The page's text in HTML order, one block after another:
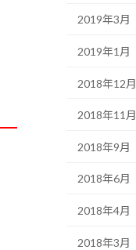
2019年3月
2019年1月
2018年12月
2018年11月
2018年9月
2018年6月
2018年4月
2018年3月